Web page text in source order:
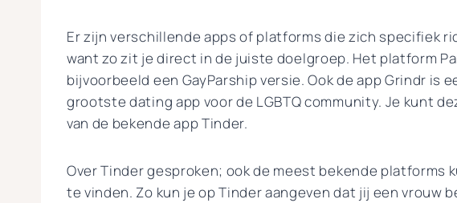
Er zijn verschillende apps of platforms die zich specifiek
want zo zit je direct in de juiste doelgroep. Het platform
bijvoorbeeld een GayParship versie. Ook de app Grindr is
grootste dating app voor de LGBTQ community. Je kunt
van de bekende app Tinder.
Over Tinder gesproken; ook de meest bekende platforms
te vinden. Zo kun je op Tinder aangeven dat jij een vrouw